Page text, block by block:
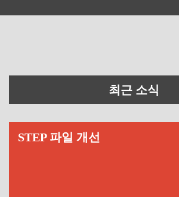
최근 소식
STEP 파일 개선